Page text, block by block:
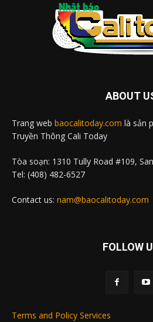
ABOUT
Trang web baocalitoday.com là sản
Truyền Thông Cali Today
Tòa soạn: 1310 Tully Road #109,
Tel: (408) 482-6527
Contact us: nam@baocalitoday.com
FOLLOW
Terms and Policy Services